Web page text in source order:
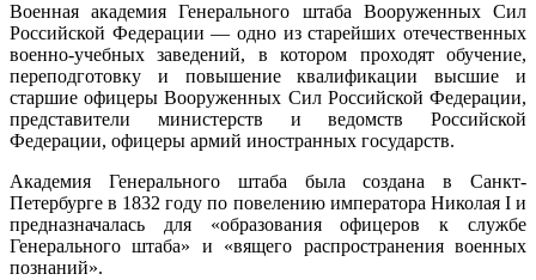
Военная академия Генерального штаба Вооруженных Сил
Российской Федерации — одно из старейших отечественных
военно-учебных заведений, в котором проходят обучение,
переподготовку и повышение квалификации высшие и
старшие офицеры Вооруженных Сил Российской Федерации,
представители министерств и ведомств Российской
Федерации, офицеры армий иностранных государств.
Академия Генерального штаба была создана в Санкт-
Петербурге в 1832 году по повелению императора Николая I и
предназначалась для «образования офицеров к службе
Генерального штаба» и «вящего распространения военных
познаний».